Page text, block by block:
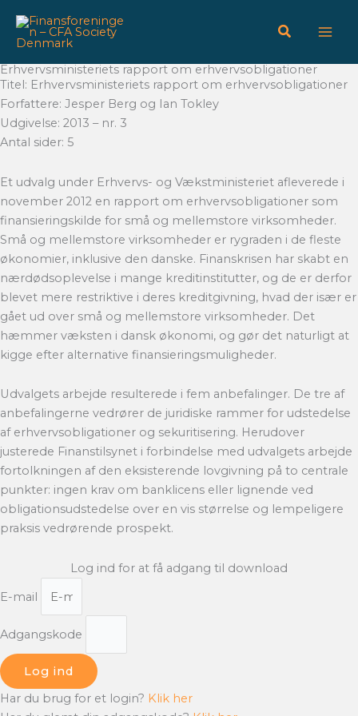
indholdet
Erhvervsministeriets rapport om erhvervsobligationer
Titel: Erhvervsministeriets rapport om erhvervsobligationer
Forfattere: Jesper Berg og Ian Tokley
Udgivelse: 2013 – nr. 3
Antal sider: 5
Et udvalg under Erhvervs- og Vækstministeriet afleverede i
november 2012 en rapport om erhvervsobligationer som
finansieringskilde for små og mellemstore virksomheder.
Små og mellemstore virksomheder er rygraden i de fleste
økonomier, inklusive den danske. Finanskrisen har skabt en
nærdødsoplevelse i mange kreditinstitutter, og de er derfor
blevet mere restriktive i deres kreditgivning, hvad der især er
gået ud over små og mellemstore virksomheder. Det
hæmmer væksten i dansk økonomi, og gør det naturligt at
kigge efter alternative finansieringsmuligheder.
Udvalgets arbejde resulterede i fem anbefalinger. De tre af
anbefalingerne vedrører de juridiske rammer for udstedelse
af erhvervsobligationer og sekuritisering. Herudover
justerede Finanstilsynet i forbindelse med udvalgets arbejde
fortolkningen af den eksisterende lovgivning på to centrale
punkter: ingen krav om banklicens eller lignende ved
obligationsudstedelse over en vis størrelse og lempeligere
praksis vedrørende prospekt.
Log ind for at få adgang til download
E-mail
Adgangskode
Log ind
Har du brug for et login? Klik her